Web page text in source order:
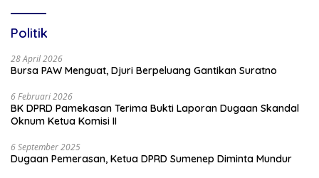
Politik
28 April 2026
Bursa PAW Menguat, Djuri Berpeluang Gantikan Suratno
6 Februari 2026
BK DPRD Pamekasan Terima Bukti Laporan Dugaan Skandal
Oknum Ketua Komisi II
6 September 2025
Dugaan Pemerasan, Ketua DPRD Sumenep Diminta Mundur